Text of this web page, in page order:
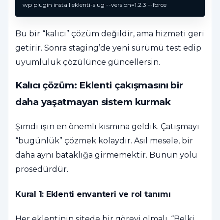
wp plugin install eklenti-slug --version=1.2.3 --force
Bu bir “kalıcı” çözüm değildir, ama hizmeti geri
getirir. Sonra staging’de yeni sürümü test edip
uyumluluk çözülünce güncellersin.
Kalıcı çözüm: Eklenti çakışmasını bir
daha yaşatmayan sistem kurmak
Şimdi işin en önemli kısmına geldik. Çatışmayı
“bugünlük” çözmek kolaydır. Asıl mesele, bir
daha aynı bataklığa girmemektir. Bunun yolu
prosedürdür.
Kural 1: Eklenti envanteri ve rol tanımı